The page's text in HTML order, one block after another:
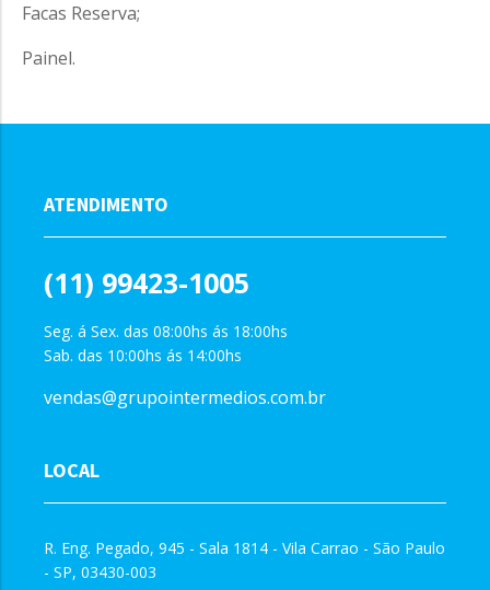
Facas Reserva;
Painel.
ATENDIMENTO
(11) 99423-1005
Seg. á Sex. das 08:00hs ás 18:00hs
Sab. das 10:00hs ás 14:00hs
vendas@grupointermedios.com.br
LOCAL
R. Eng. Pegado, 945 - Sala 1814 - Vila Carrao - São Paulo
- SP, 03430-003